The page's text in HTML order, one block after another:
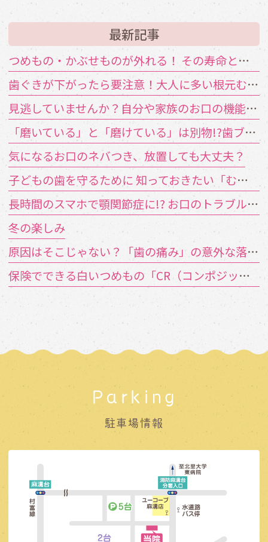
最新記事
つめもの・かぶせものが外れる！ その寿命と原因は？
歯ぐきが下がったら要注意！大人に多い根元むし歯
見逃していませんか？自分や家族のお口の機能低下のサイン
「磨いている」と「磨けている」は別物!?歯ブラシが届かない汚れの対策
気になるお口のネバつき、放置しても大丈夫？
子どもの歯を守るために 知っておきたい「むし歯の4要素」
長時間のスマホで顎関節症に!? お口のトラブルを招く「TCH（歯列接触癖）」とは
冬の楽しみ
原因はそこじゃない？「歯の痛み」の意外な落とし穴
保険でできる白いつめもの「CR（コンポジットレジン）」とは？
Parking
駐車場情報